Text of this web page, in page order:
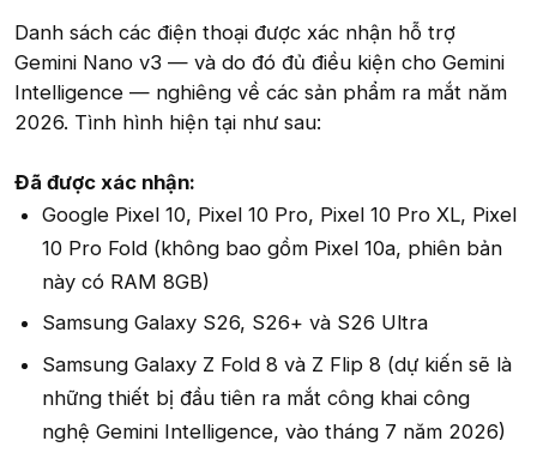
Danh sách các điện thoại được xác nhận hỗ trợ
Gemini Nano v3 — và do đó đủ điều kiện cho Gemini
Intelligence — nghiêng về các sản phẩm ra mắt năm
2026. Tình hình hiện tại như sau:
Đã được xác nhận:
Google Pixel 10, Pixel 10 Pro, Pixel 10 Pro XL, Pixel
10 Pro Fold (không bao gồm Pixel 10a, phiên bản
này có RAM 8GB)
Samsung Galaxy S26, S26+ và S26 Ultra
Samsung Galaxy Z Fold 8 và Z Flip 8 (dự kiến sẽ là
những thiết bị đầu tiên ra mắt công khai công
nghệ Gemini Intelligence, vào tháng 7 năm 2026)